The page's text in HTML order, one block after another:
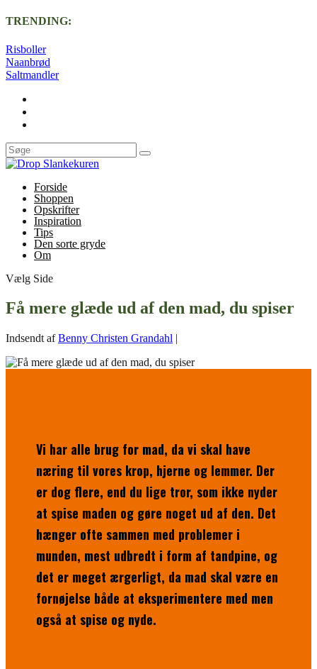
TRENDING:
Risboller
Naanbrød
Saltmandler
Forside
Shoppen
Opskrifter
Inspiration
Tips
Den sorte gryde
Om
Vælg Side
Få mere glæde ud af den mad, du spiser
Indsendt afBenny Christen Grandahl |
Vi har alle brug for mad, da vi skal have
næring til vores krop, hjerne og lemmer. Der
er dog flere, end du lige tror, som ikke nyder
at spise maden og gøre noget ud af den. Det
hænger ofte sammen med problemer i
munden, mest udbredt i form af tandpine, og
det er meget ærgerligt, da mad skal være en
fornøjelse både at eksperimentere med men
også at spise og nyde.